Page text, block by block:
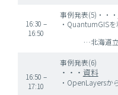
16:30 –
16:50
事例発表(5)・・・
・QuantumGIS
…北海道
16:50 –
17:10
事例発表(6)
・・・ 資料
・OpenLayers